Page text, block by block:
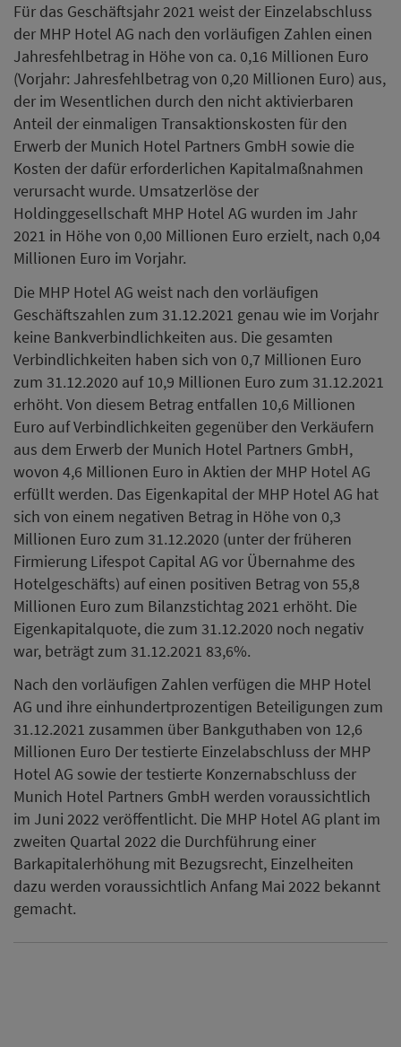
Für das Geschäftsjahr 2021 weist der Einzelabschluss
der MHP Hotel AG nach den vorläufigen Zahlen einen
Jahresfehlbetrag in Höhe von ca. 0,16 Millionen Euro
(Vorjahr: Jahresfehlbetrag von 0,20 Millionen Euro) aus,
der im Wesentlichen durch den nicht aktivierbaren
Anteil der einmaligen Transaktionskosten für den
Erwerb der Munich Hotel Partners GmbH sowie die
Kosten der dafür erforderlichen Kapitalmaßnahmen
verursacht wurde. Umsatzerlöse der
Holdinggesellschaft MHP Hotel AG wurden im Jahr
2021 in Höhe von 0,00 Millionen Euro erzielt, nach 0,04
Millionen Euro im Vorjahr.
Die MHP Hotel AG weist nach den vorläufigen
Geschäftszahlen zum 31.12.2021 genau wie im Vorjahr
keine Bankverbindlichkeiten aus. Die gesamten
Verbindlichkeiten haben sich von 0,7 Millionen Euro
zum 31.12.2020 auf 10,9 Millionen Euro zum 31.12.2021
erhöht. Von diesem Betrag entfallen 10,6 Millionen
Euro auf Verbindlichkeiten gegenüber den Verkäufern
aus dem Erwerb der Munich Hotel Partners GmbH,
wovon 4,6 Millionen Euro in Aktien der MHP Hotel AG
erfüllt werden. Das Eigenkapital der MHP Hotel AG hat
sich von einem negativen Betrag in Höhe von 0,3
Millionen Euro zum 31.12.2020 (unter der früheren
Firmierung Lifespot Capital AG vor Übernahme des
Hotelgeschäfts) auf einen positiven Betrag von 55,8
Millionen Euro zum Bilanzstichtag 2021 erhöht. Die
Eigenkapitalquote, die zum 31.12.2020 noch negativ
war, beträgt zum 31.12.2021 83,6%.
Nach den vorläufigen Zahlen verfügen die MHP Hotel
AG und ihre einhundertprozentigen Beteiligungen zum
31.12.2021 zusammen über Bankguthaben von 12,6
Millionen Euro Der testierte Einzelabschluss der MHP
Hotel AG sowie der testierte Konzernabschluss der
Munich Hotel Partners GmbH werden voraussichtlich
im Juni 2022 veröffentlicht. Die MHP Hotel AG plant im
zweiten Quartal 2022 die Durchführung einer
Barkapitalerhöhung mit Bezugsrecht, Einzelheiten
dazu werden voraussichtlich Anfang Mai 2022 bekannt
gemacht.